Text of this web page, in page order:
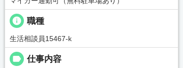
info 職種
生活相談員15467-k
label 仕事内容